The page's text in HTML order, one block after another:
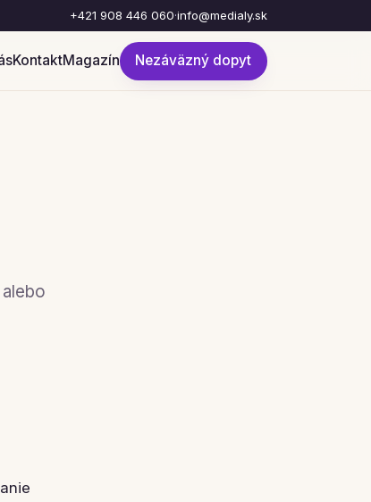
+421 908 446 060·info@medialy.sk
KontaktMagazín Nezáväzný dopyt